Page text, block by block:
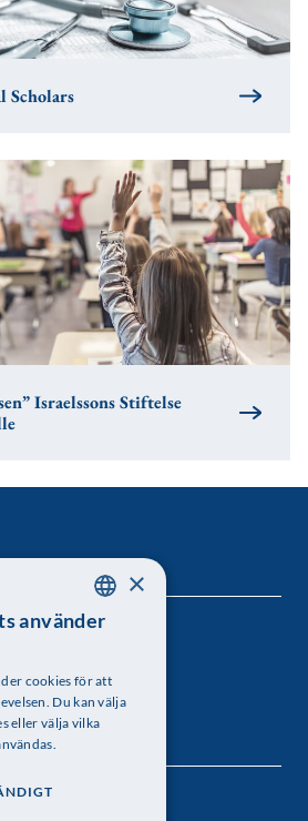
Scholars
Israelssons Stiftelse
4A
SWEDISH
×
använder
cookies för att
Du kan välja
eller välja vilka